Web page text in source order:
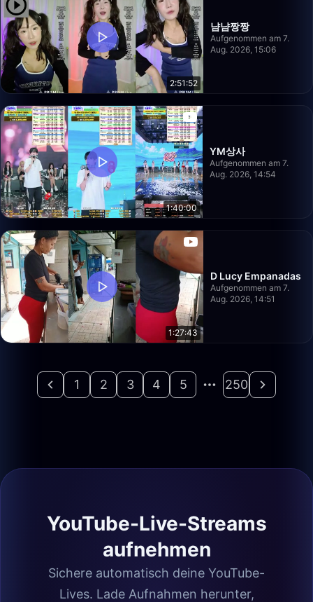
2:51:52
냠냠짱짱
Aufgenommen am 7.
Aug. 2026, 15:06
1:40:00
YM상사
Aufgenommen am 7.
Aug. 2026, 14:54
1:27:43
D Lucy Empanadas
Aufgenommen am 7.
Aug. 2026, 14:51
1 2 3 4 5 250
YouTube-Live-Streams
aufnehmen
Sichere automatisch deine YouTube-
Lives. Lade Aufnahmen herunter,